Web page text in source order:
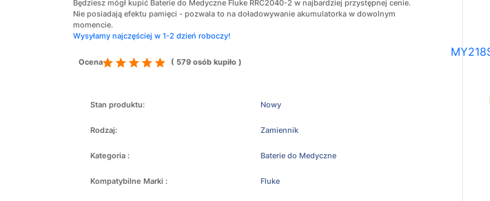
Będziesz mógł kupić Baterie do Medyczne Fluke RRC2040-2 w najbardziej przystępnej cenie.
Nie posiadają efektu pamięci - pozwala to na doładowywanie akumulatorka w dowolnym
momencie.
Wysyłamy najczęściej w 1-2 dzień roboczy!
Ocena ( 579 osób kupiło )
Stan produktu: Nowy
Rodzaj: Zamiennik
Kategoria : Baterie do Medyczne
Kompatybilne Marki : Fluke